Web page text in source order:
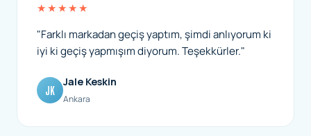
★★★★★
"Farklı markadan geçiş yaptım, şimdi anlıyorum ki
iyi ki geçiş yapmışım diyorum. Teşekkürler."
JK
Jale Keskin
Ankara